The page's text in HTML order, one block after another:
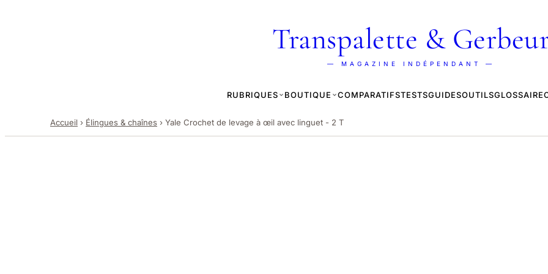
Transpalette &
— MAGAZINE INDÉPENDANT —
RUBRIQUES BOUTIQUE COMPARATIFSTESTSGUIDESOUTILSGLOSSAIRE
Accueil › Élingues & chaînes › Yale Crochet de levage à œil avec linguet - 2 T